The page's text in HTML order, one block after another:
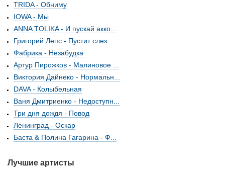
TRIDA - Обниму
IOWA - Мы
ANNA TOLIKA - И пускай акко...
Григорий Лепс - Пустит слез...
Фабрика - Незабудка
Артур Пирожков - Малиновое ...
Виктория Дайнеко - Нормальн...
DAVA - Колыбельная
Ваня Дмитриенко - Недоступн...
Три дня дождя - Повод
Ленинград - Оскар
Баста & Полина Гагарина - Ф...
Лучшие артисты